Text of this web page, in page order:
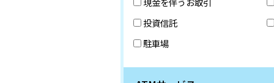
投資信託
駐車場